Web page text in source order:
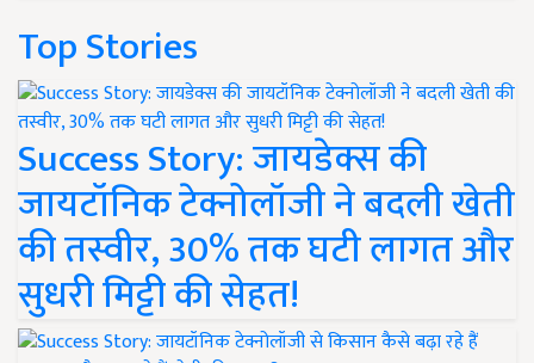
Top Stories
Success Story: जायडेक्स की
जायटॉनिक टेक्नोलॉजी ने बदली खेती
की तस्वीर, 30% तक घटी लागत और
सुधरी मिट्टी की सेहत!